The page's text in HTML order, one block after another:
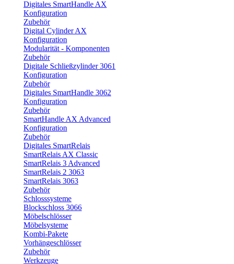
Digitales SmartHandle AX
Konfiguration
Zubehör
Digital Cylinder AX
Konfiguration
Modularität - Komponenten
Zubehör
Digitale Schließzylinder 3061
Konfiguration
Zubehör
Digitales SmartHandle 3062
Konfiguration
Zubehör
SmartHandle AX Advanced
Konfiguration
Zubehör
Digitales SmartRelais
SmartRelais AX Classic
SmartRelais 3 Advanced
SmartRelais 2 3063
SmartRelais 3063
Zubehör
Schlosssysteme
Blockschloss 3066
Möbelschlösser
Möbelsysteme
Kombi-Pakete
Vorhängeschlösser
Zubehör
Werkzeuge